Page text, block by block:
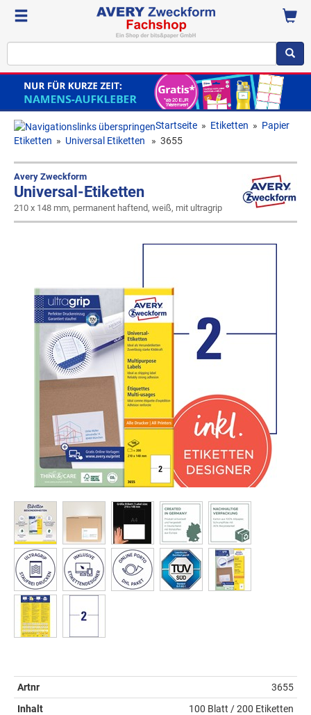
Startseite » Etiketten » Papier
Etiketten » Universal Etiketten » 3655
Avery Zweckform
Universal-Etiketten
210 x 148 mm, permanent haftend, weiß, mit ultragrip
Artnr
3655
Inhalt
100 Blatt / 200 Etiketten